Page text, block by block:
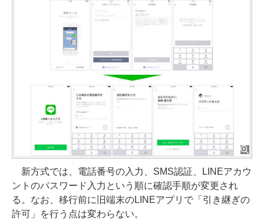
新方式では、電話番号の入力、SMS認証、LINEアカウ
ントのパスワード入力という順に確認手順が変更され
る。なお、移行前に旧端末のLINEアプリで「引き継ぎの
許可」を行う点は変わらない。